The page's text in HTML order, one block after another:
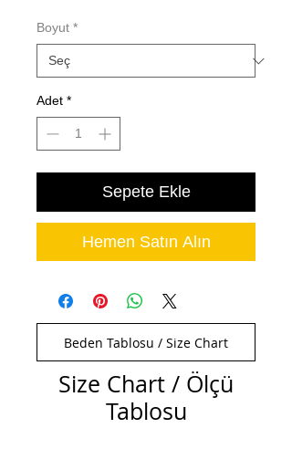
Boyut *
Adet *
Sepete Ekle
Hemen Satın Alın
Beden Tablosu / Size Chart
Size Chart / Ölçü
Tablosu